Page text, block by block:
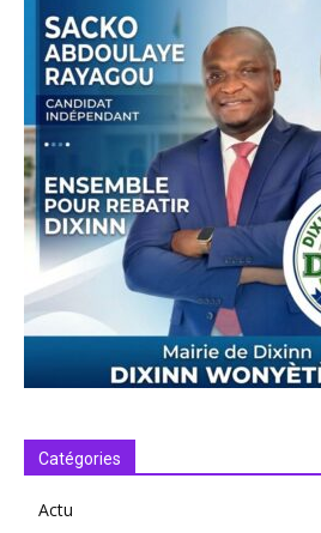
Catégories
Actu